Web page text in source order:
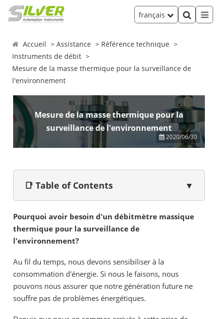
français
Accueil Assistance
Référence technique
Instruments de débit
Mesure de la masse thermique pour la surveillance de
l'environnement
Mesure de la masse thermique pour la
surveillance de l'environnement
2020/06/30
📑 Table of Contents ▼
Pourquoi avoir besoin d'un débitmètre massique
thermique pour la surveillance de
l'environnement?
Au fil du temps, nous devons sensibiliser à la
consommation d'énergie. Si nous le faisons, nous
pouvons nous assurer que notre génération future ne
souffre pas de problèmes énergétiques.